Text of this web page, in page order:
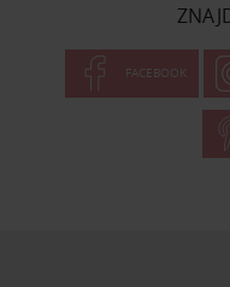
FACEBOOK